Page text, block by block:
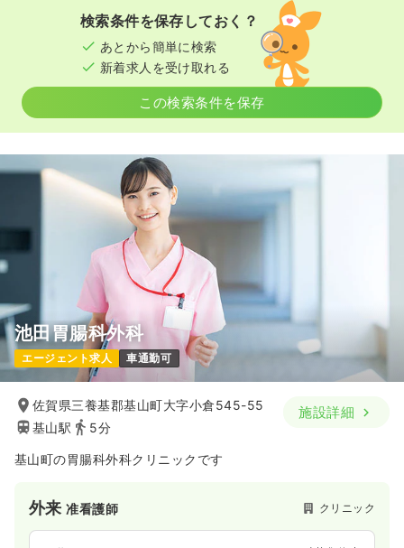
検索条件を保存しておく？
あとから簡単に検索
新着求人を受け取れる
この検索条件を保存
池田胃腸科外科
エージェント求人 車通勤可
佐賀県三養基郡基山町大字小倉545-55
基山駅
5分
施設詳細
基山町の胃腸科外科クリニックです
外来准看護師 クリニック